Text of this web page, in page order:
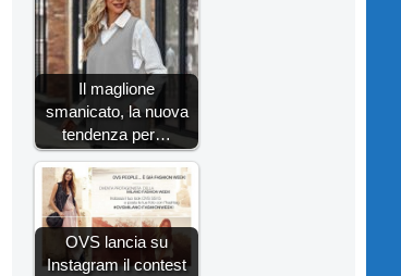
Il maglione
smanicato, la nuova
tendenza per…
OVS lancia su
Instagram il contest